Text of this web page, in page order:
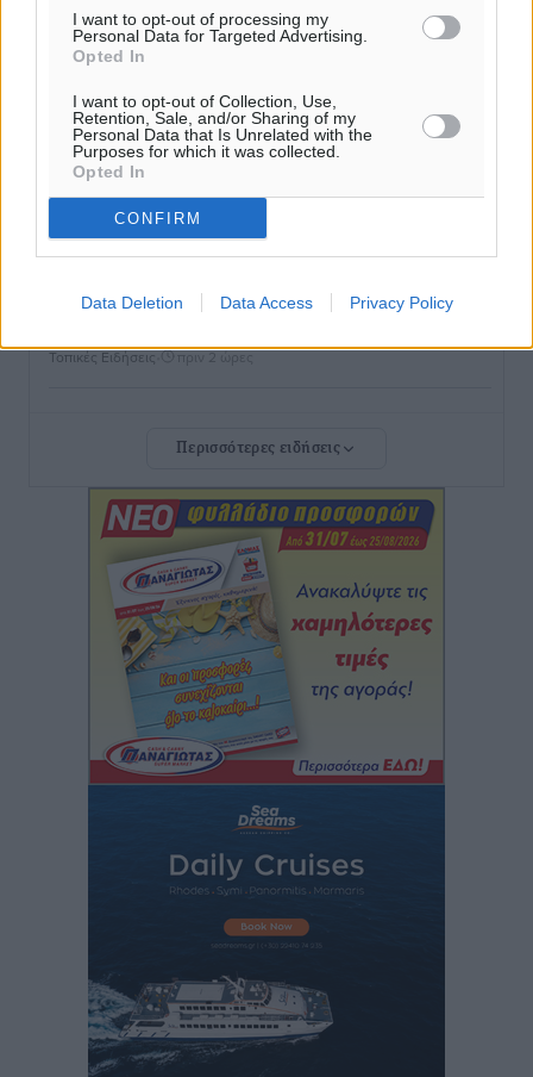
I want to opt-out of processing my
Personal Data for Targeted Advertising.
Opted In
I want to opt-out of Collection, Use,
Retention, Sale, and/or Sharing of my
Personal Data that Is Unrelated with the
Purposes for which it was collected.
Opted In
CONFIRM
Data Deletion Data Access Privacy Policy
Γονικές παροχές: Οι παγίδες στις μεταφορές
Ειδήσεις• πριν 1 ώρα
Η επόμενη παγκόσμια δύναμη στα υδροπλάνα μπορεί
να είναι η Ελλάδα
Ειδήσεις• πριν 2 ώρες
Στη Σύμη η Φαίη Σκορδά επισκέφθηκε την Ιερά Μονή
Τοπικές Ειδήσεις• πριν 2 ώρες
Διακοπές στην Κάρπαθο για τον Γιώργο Γεραπετρίτη
Τοπικές Ειδήσεις• πριν 2 ώρες
Ρόδος: Τραυματίστηκε 53χρονος ναυτικός
Τοπικές Ειδήσεις• πριν 2 ώρες
Airbnb: Αυξημένα έσοδα στο β’ τρίμηνο με «όχημα»
το Μουντιάλ
Ειδήσεις• πριν 2 ώρες
Ενίσχυση των υπηρεσιών υγείας στο αεροδρόμιο της
Ρόδου: «Η πολιτική βούληση είναι η ενίσχυση, όχι η
πριν 3 ώρες
Αρνείται τα πάντα ο 53χρονος φερόμενος ως λογιστής
και μιλά για σκευωρία γνωστών μεταξύ τους
καταγγελλόντων
Περισσότερες ειδήσεις